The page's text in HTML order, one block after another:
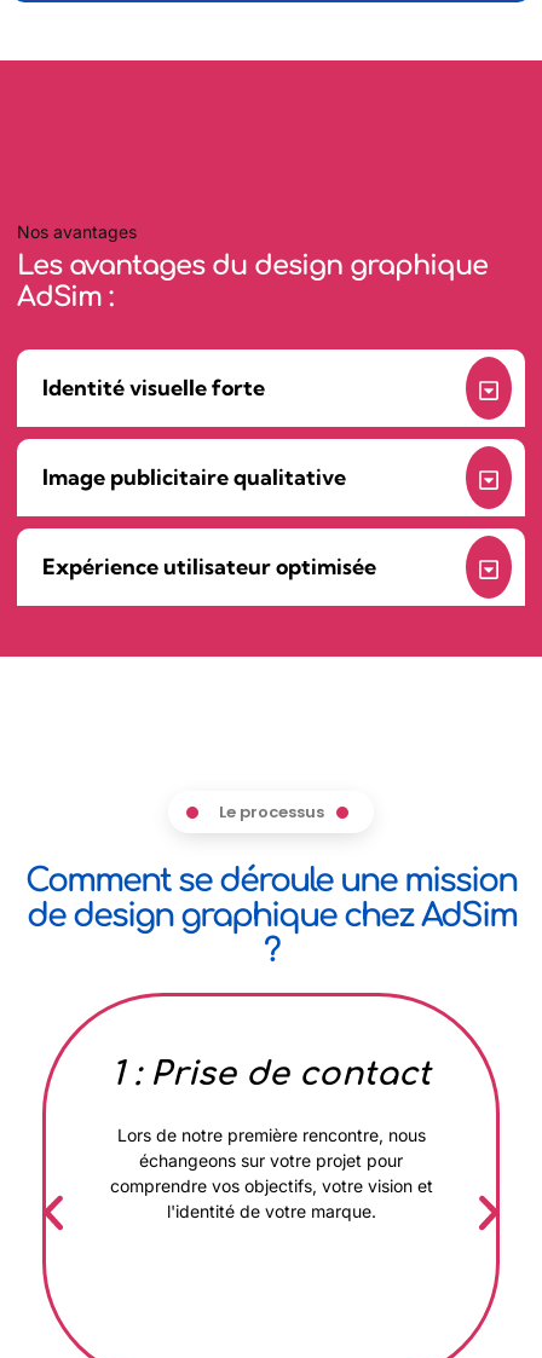
Nos avantages
Les avantages du design graphique
AdSim :
Identité visuelle forte
Image publicitaire qualitative
Expérience utilisateur optimisée
Le processus
Comment se déroule une mission
de design graphique chez AdSim
?
1 : Prise de contact
Lors de notre première rencontre, nous
échangeons sur votre projet pour
comprendre vos objectifs, votre vision et
l'identité de votre marque.